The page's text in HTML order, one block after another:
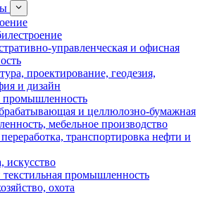
управленческая и офисная
проектирование, геодезия,
и дизайн
промышленность
и целлюлозно-бумажная
мебельное производство
транспортировка нефти и
искусство
текстильная промышленность
охота